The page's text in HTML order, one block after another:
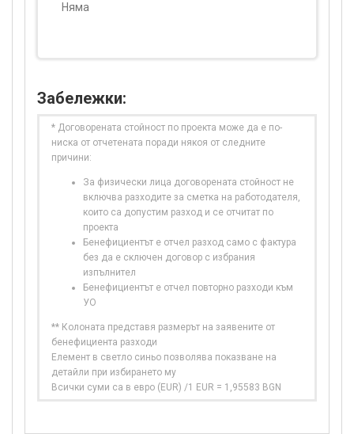
Няма
Забележки:
* Договорената стойност по проекта може да е по-
ниска от отчетената поради някоя от следните
причини:
За физически лица договорената стойност не
включва разходите за сметка на работодателя,
които са допустим разход и се отчитат по
проекта
Бенефициентът е отчел разход само с фактура
без да е сключен договор с избрания
изпълнител
Бенефициентът е отчел повторно разходи към
УО
** Колоната представя размерът на заявените от
бенефициента разходи
Елемент в светло синьо позволява показване на
детайли при избирането му
Всички суми са в евро (EUR) /1 EUR = 1,95583 BGN